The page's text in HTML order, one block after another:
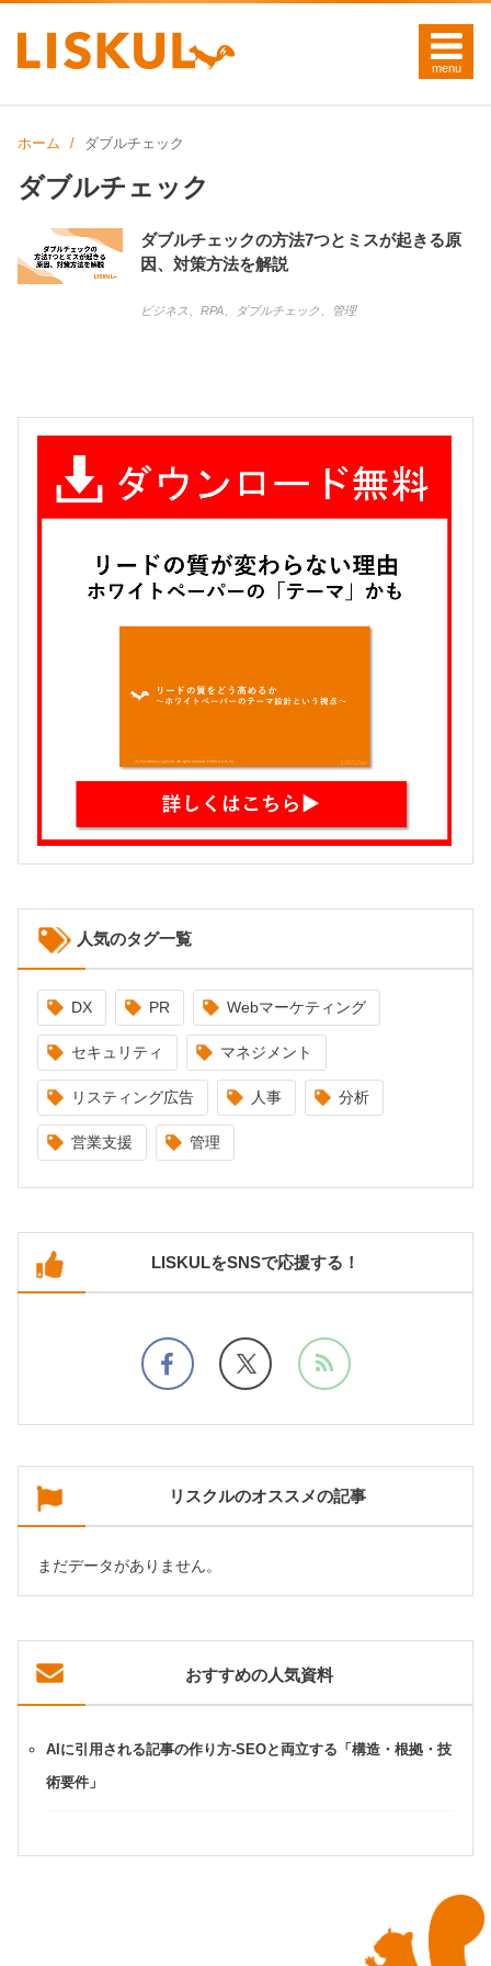
ホーム ダブルチェック
ダブルチェック
ダブルチェックの方法7つとミスが起きる原
因、対策方法を解説
ビジネス RPA ダブルチェック 管理
人気のタグ一覧
DX PR Webマーケティング
セキュリティ マネジメント
リスティング広告 人事 分析
営業支援 管理
LISKULをSNSで応援する！
リスクルのオススメの記事
まだデータがありません。
おすすめの人気資料
AIに引用される記事の作り方-SEOと両立する「構造・根拠・技
術要件」